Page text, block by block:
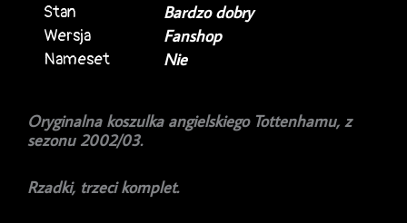
Stan
Bardzo dobry
Wersja
Fanshop
Nameset
Nie
Oryginalna koszulka angielskiego Tottenhamu, z
sezonu 2002/03.
Rzadki, trzeci komplet.